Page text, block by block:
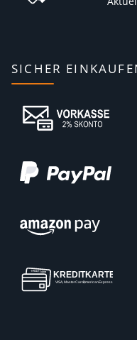
SICHER